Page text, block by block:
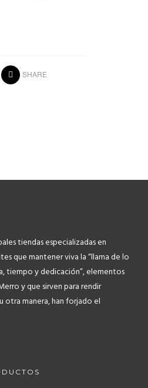
SHARE
tiendas especializadas en
que mantener viva la “llama de lo
tiempo y dedicación”, elementos
y que sirven para rendir
otra manera, han forjado el